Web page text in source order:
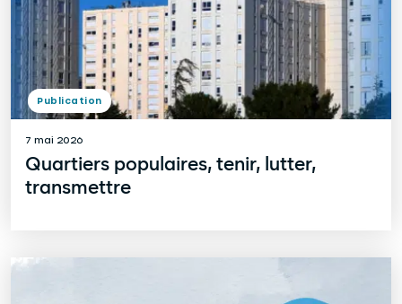
7 mai 2026
Quartiers populaires, tenir, lutter,
transmettre
Publication